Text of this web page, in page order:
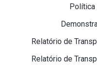
Política
Relatório de
Relatório de